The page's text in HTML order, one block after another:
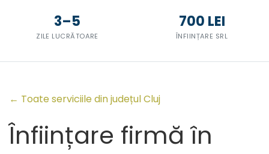
3–5
ZILE LUCRĂTOARE
700 LEI
ÎNFIINȚARE SRL
← Toate serviciile din județul Cluj
Înființare firmă în